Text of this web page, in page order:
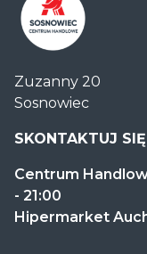
Handlowe
Auchan
Sosnowiec
Zuzanny 20
Sosnowiec
SKONTAKTUJ
Centrum
- 21:00
Hipermarket